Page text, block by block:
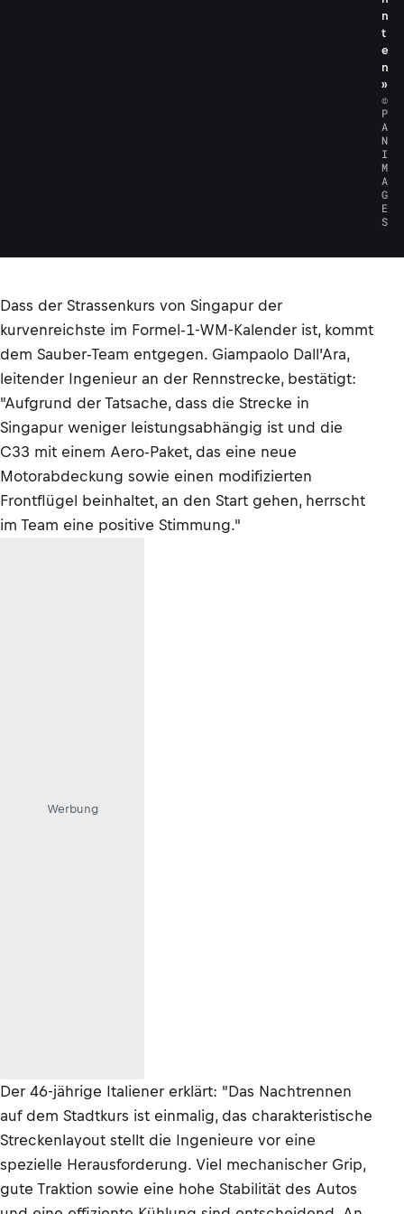
n
t
e
n
»
©
P
A
N
I
M
A
G
E
S
Dass der Strassenkurs von Singapur der
kurvenreichste im Formel-1-WM-Kalender ist, kommt
dem Sauber-Team entgegen. Giampaolo Dall’Ara,
leitender Ingenieur an der Rennstrecke, bestätigt:
"Aufgrund der Tatsache, dass die Strecke in
Singapur weniger leistungsabhängig ist und die
C33 mit einem Aero-Paket, das eine neue
Motorabdeckung sowie einen modifizierten
Frontflügel beinhaltet, an den Start gehen, herrscht
im Team eine positive Stimmung."
Werbung
Der 46-jährige Italiener erklärt: "Das Nachtrennen
auf dem Stadtkurs ist einmalig, das charakteristische
Streckenlayout stellt die Ingenieure vor eine
spezielle Herausforderung. Viel mechanischer Grip,
gute Traktion sowie eine hohe Stabilität des Autos